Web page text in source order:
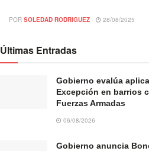
POR SOLEDAD RODRIGUEZ 28/08/2025
Últimas Entradas
Gobierno evalúa
Excepción en barrios
Fuerzas Armadas
06/08/2026
Gobierno anuncia